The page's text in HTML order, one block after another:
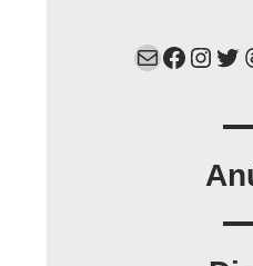
Mail Facebook Instagram Twitter Threads